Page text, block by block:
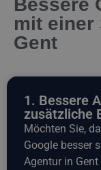
mit einer
Gent
1. Bessere
zusätzliche
Möchten Sie,
Google besser
Agentur in